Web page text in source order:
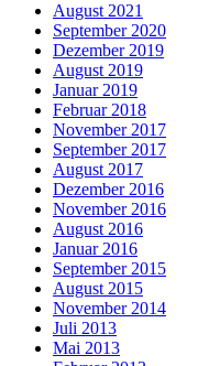
August 2021
September 2020
Dezember 2019
August 2019
Januar 2019
Februar 2018
November 2017
September 2017
August 2017
Dezember 2016
November 2016
August 2016
Januar 2016
September 2015
August 2015
November 2014
Juli 2013
Mai 2013